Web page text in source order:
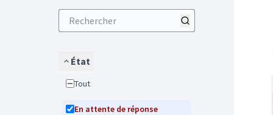
État
Tout
En attente de réponse